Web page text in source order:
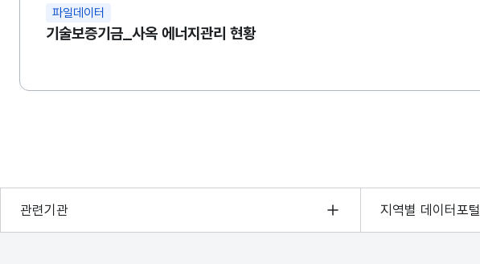
파일데이터
기술보증기금_사옥 에너지관리 현황
관련기관
행정안전부
한국지능정보사회진흥원
지역별 데이터포털
서울 열린데이터광장
경기데이터드림